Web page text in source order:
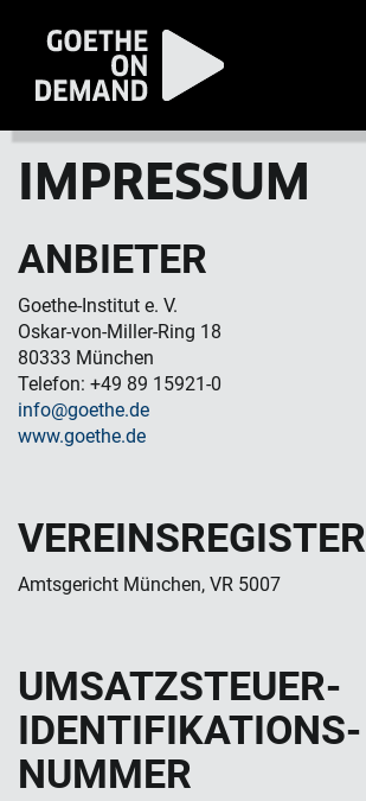
IMPRESSUM
ANBIETER
Goethe-Institut e. V.
Oskar-von-Miller-Ring 18
80333 München
Telefon: +49 89 15921-0
info@goethe.de
www.goethe.de
VEREINS­REGISTER
Amtsgericht München, VR 5007
UMSATZ­STEUER­
IDENTIFIKATIONS­
NUMMER